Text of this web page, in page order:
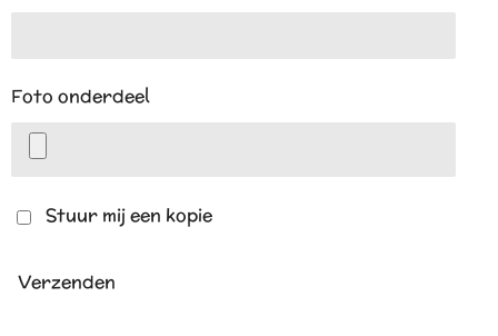
Foto onderdeel
Stuur mij een kopie
Verzenden